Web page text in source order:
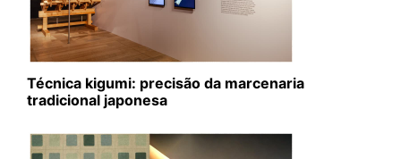
Técnica kigumi: precisão da marcenaria
tradicional japonesa